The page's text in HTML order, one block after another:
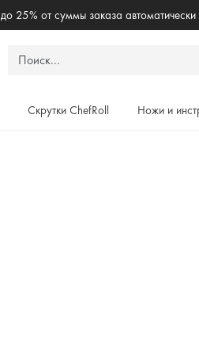
Бесплантая доставка по России
Скрутки ChefRoll Ножи и